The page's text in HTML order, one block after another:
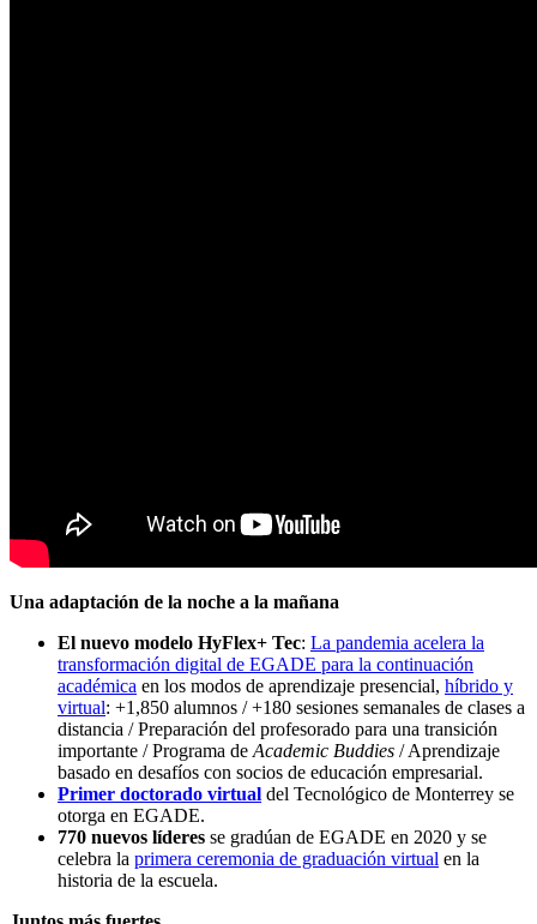
Una adaptación de la noche a la mañana
El nuevo modelo HyFlex+ Tec: La pandemia acelera la
transformación digital de EGADE para la continuación
académica en los modos de aprendizaje presencial, híbrido y
virtual: +1,850 alumnos / +180 sesiones semanales de clases a
distancia / Preparación del profesorado para una transición
importante / Programa deAcademic Buddies / Aprendizaje
basado en desafíos con socios de educación empresarial.
Primer doctorado virtual del Tecnológico de Monterrey se
otorga en EGADE.
770 nuevos líderes se gradúan de EGADE en 2020 y se
celebra la primera ceremonia de graduación virtual en la
historia de la escuela.